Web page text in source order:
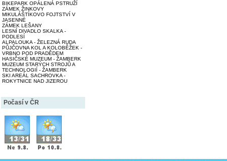
BIKEPARK OPÁLENÁ PSTRUŽÍ
ZÁMEK ŽINKOVY
MIKULÁŠTÍKOVO FOJTSTVÍ V
JASENNÉ
ZÁMEK LEŠANY
LESNÍ DIVADLO SKALKA -
PODLESÍ
ALPALOUKA - ŽELEZNÁ RUDA
PŮJČOVNA KOL A KOLOBĚŽEK -
VRBNO POD PRADĚDEM
HASIČSKÉ MUZEUM - ŽAMBERK
MUZEUM STARÝCH STROJŮ A
TECHNOLOGIÍ - ŽAMBERK
SKI AREÁL SACHROVKA -
ROKYTNICE NAD JIZEROU
Počasí v ČR